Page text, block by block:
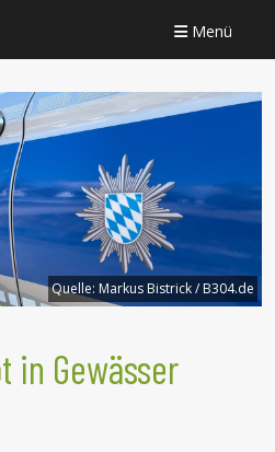
Menü
Quelle: Markus Bistrick / B304.de
in Gewässer